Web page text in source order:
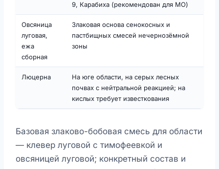
9, Карабиха (рекомендован для МО)
Овсяница
луговая,
ежа
сборная
Злаковая основа сенокосных и
пастбищных смесей нечернозёмной
зоны
Люцерна
На юге области, на серых лесных
почвах с нейтральной реакцией; на
кислых требует известкования
Базовая злаково-бобовая смесь для области
— клевер луговой с тимофеевкой и
овсяницей луговой; конкретный состав и